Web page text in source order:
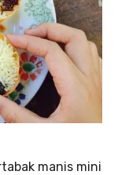
manis mini